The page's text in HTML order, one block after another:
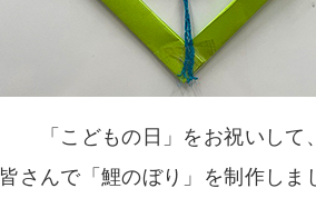
「こどもの日」をお祝いして、
皆さんで「鯉のぼり」を制作し